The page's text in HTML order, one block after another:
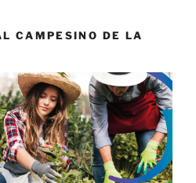
CAMPESINO DE LA